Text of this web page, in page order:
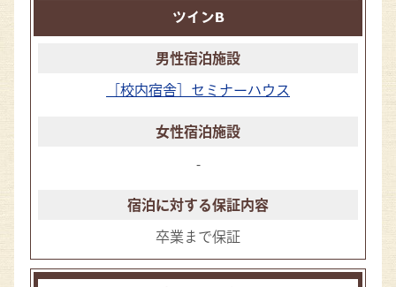
ツインB
［校内宿舎］セミナーハウス
-
卒業まで保証